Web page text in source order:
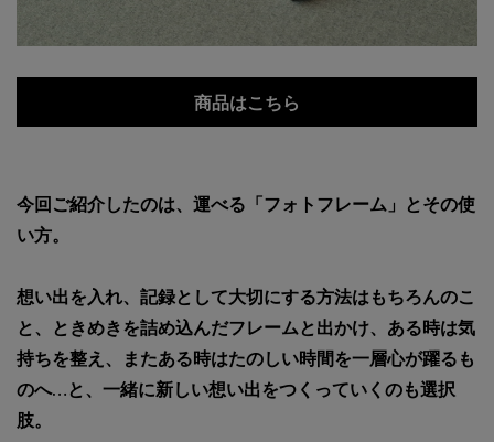
商品はこちら
今回ご紹介したのは、運べる「フォトフレーム」とその使
い方。
想い出を入れ、記録として大切にする方法はもちろんのこ
と、ときめきを詰め込んだフレームと出かけ、ある時は気
持ちを整え、またある時はたのしい時間を一層心が躍るも
のへ…と、一緒に新しい想い出をつくっていくのも選択
肢。